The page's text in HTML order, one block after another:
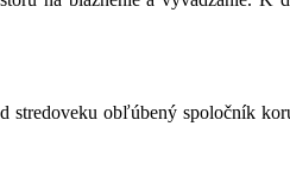
obľúbený spoločník